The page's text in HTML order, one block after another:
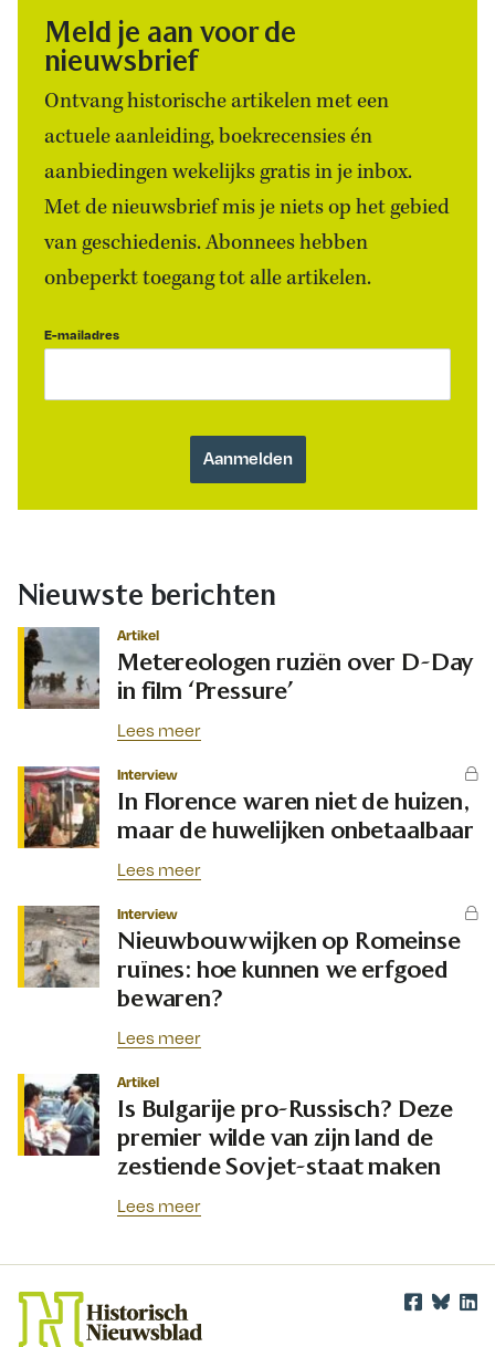
Meld je aan voor de
nieuwsbrief
Ontvang historische artikelen met een
actuele aanleiding, boekrecensies én
aanbiedingen wekelijks gratis in je inbox.
Met de nieuwsbrief mis je niets op het gebied
van geschiedenis. Abonnees hebben
onbeperkt toegang tot alle artikelen.
E-mailadres
Nieuwste berichten
Artikel
Metereologen ruziën over D-Day
in film ‘Pressure’
Lees meer
Interview
In Florence waren niet de huizen,
maar de huwelijken onbetaalbaar
Lees meer
Interview
Nieuwbouwwijken op Romeinse
ruïnes: hoe kunnen we erfgoed
bewaren?
Lees meer
Artikel
Is Bulgarije pro-Russisch? Deze
premier wilde van zijn land de
zestiende Sovjet-staat maken
Lees meer